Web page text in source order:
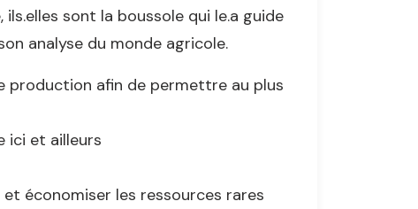
sont la boussole qui le.a guide
analyse du monde agricole.
production afin de permettre au plus
ici et ailleurs
économiser les ressources rares